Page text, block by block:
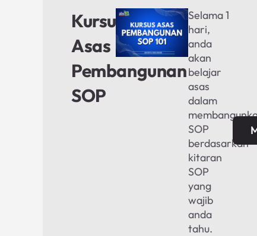
Kursus
Asas
Pembangunan
SOP
Selama 1
hari,
anda
akan
belajar
asas
dalam
SOP
berdasarkan
kitaran
SOP
yang
wajib
anda
tahu.